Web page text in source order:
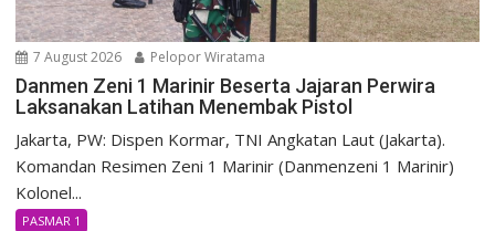
7 August 2026 Pelopor Wiratama
Danmen Zeni 1 Marinir Beserta Jajaran Perwira
Laksanakan Latihan Menembak Pistol
Jakarta, PW: Dispen Kormar, TNI Angkatan Laut (Jakarta).
Komandan Resimen Zeni 1 Marinir (Danmenzeni 1 Marinir)
Kolonel...
PASMAR 1